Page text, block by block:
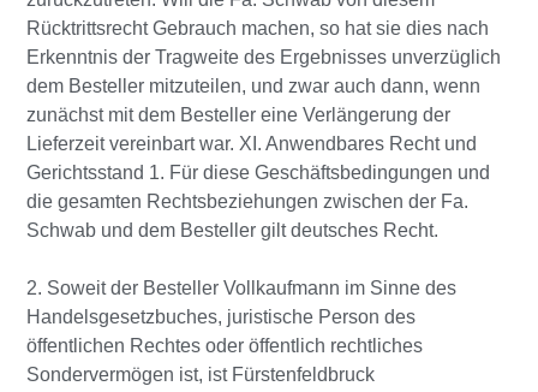
Rücktrittsrecht Gebrauch machen, so hat sie dies nach
Erkenntnis der Tragweite des Ergebnisses unverzüglich
dem Besteller mitzuteilen, und zwar auch dann, wenn
zunächst mit dem Besteller eine Verlängerung der
Lieferzeit vereinbart war. XI. Anwendbares Recht und
Gerichtsstand 1. Für diese Geschäftsbedingungen und
die gesamten Rechtsbeziehungen zwischen der Fa.
Schwab und dem Besteller gilt deutsches Recht.
2. Soweit der Besteller Vollkaufmann im Sinne des
Handelsgesetzbuches, juristische Person des
öffentlichen Rechtes oder öffentlich rechtliches
Sondervermögen ist, ist Fürstenfeldbruck